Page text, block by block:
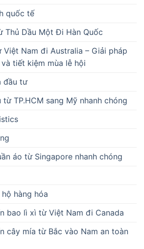
quốc tế
Thủ Dầu Một Đi Hàn Quốc
Việt Nam đi Australia – Giải pháp
tiết kiệm mùa lễ hội
đầu tư
TP.HCM sang Mỹ nhanh chóng
áo từ Singapore nhanh chóng
hàng hóa
bao lì xì từ Việt Nam đi Canada
cây mía từ Bắc vào Nam an toàn